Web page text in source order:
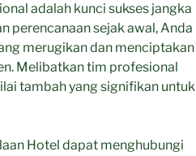
adalah kunci sukses jangka
perencanaan sejak awal, Anda
merugikan dan menciptakan
Melibatkan tim profesional
tambah yang signifikan untuk
Hotel dapat menghubungi